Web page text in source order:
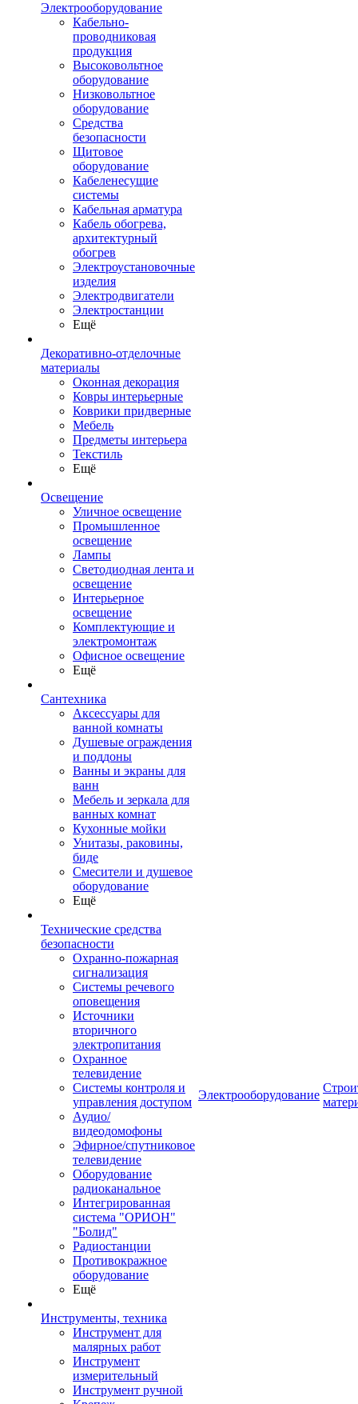
Электрооборудование
Кабельно-
проводниковая
продукция
Высоковольтное
оборудование
Низковольтное
оборудование
Средства
безопасности
Щитовое
оборудование
Кабеленесущие
системы
Кабельная арматура
Кабель обогрева,
архитектурный
обогрев
Электроустановочные
изделия
Электродвигатели
Электростанции
Ещё
Декоративно-отделочные
материалы
Оконная декорация
Ковры интерьерные
Коврики придверные
Мебель
Предметы интерьера
Текстиль
Ещё
Освещение
Уличное освещение
Промышленное
освещение
Лампы
Светодиодная лента и
освещение
Интерьерное
освещение
Комплектующие и
электромонтаж
Офисное освещение
Ещё
Сантехника
Аксессуары для
ванной комнаты
Душевые ограждения
и поддоны
Ванны и экраны для
ванн
Мебель и зеркала для
ванных комнат
Кухонные мойки
Унитазы, раковины,
биде
Смесители и душевое
оборудование
Ещё
Технические средства
безопасности
Охранно-пожарная
сигнализация
Системы речевого
оповещения
Источники
вторичного
электропитания
Охранное
телевидение
Системы контроля и
управления доступом
Аудио/
видеодомофоны
Эфирное/спутниковое
телевидение
Оборудование
радиоканальное
Интегрированная
система "ОРИОН"
"Болид"
Радиостанции
Противокражное
оборудование
Ещё
Инструменты, техника
Инструмент для
малярных работ
Инструмент
измерительный
Инструмент ручной
Электрооборудование